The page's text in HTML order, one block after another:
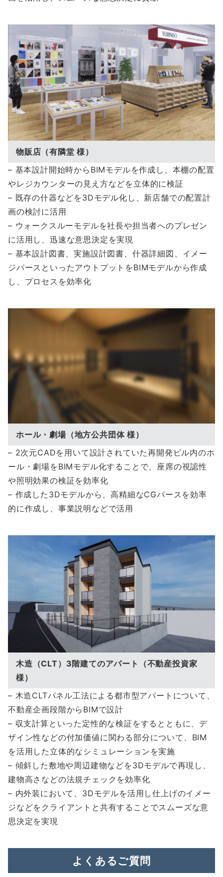
物販店（有隣堂 様）
– 基本設計開始時からBIMモデルを作成し、本棚の配置
やレジカウンターの見え方などを立体的に検証
– 既存の什器などを3Dモデル化し、新店舗での配置計
画の検討に活用
– ウォークスルーモデルを社長や担当者へのプレゼン
に活用し、迅速な意思決定を実現
– 基本設計図書、実施設計図書、什器詳細図、イメー
ジパースといったアウトプットをBIMモデルから作成
し、プロセスを効率化
ホール・劇場（地方公共団体 様）
– 2次元CADを用いて設計されていた再開発ビル内のホ
ール・劇場をBIMモデル化することで、座席の視認性
や照明効果の検証を効率化
– 作成した3Dモデルから、高精細なCGパースを効率
的に作成し、事業説明などで活用
木造（CLT）3階建てのアパート（不動産投資家
様）
– 木造CLTパネル工法による都市型アパートについて、
不動産企画段階からBIMで設計
– 収支計算といった定性的な検証をするとともに、デ
ザイン性などの付加価値に関わる部分について、BIM
を活用した立体的なシミュレーションを実施
– 傾斜した敷地や周辺建物などを3Dモデルで再現し、
建物高さなどの法規チェックを効率化
– 内外装において、3Dモデルを活用し仕上げのイメー
ジなどをクライアントと共有することでスムーズな意
思決定を実現
よくあるご質問